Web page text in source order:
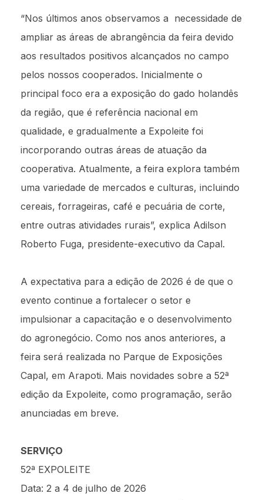
“Nos últimos anos observamos a necessidade de
ampliar as áreas de abrangência da feira devido
aos resultados positivos alcançados no campo
pelos nossos cooperados. Inicialmente o
principal foco era a exposição do gado holandês
da região, que é referência nacional em
qualidade, e gradualmente a Expoleite foi
incorporando outras áreas de atuação da
cooperativa. Atualmente, a feira explora também
uma variedade de mercados e culturas, incluindo
cereais, forrageiras, café e pecuária de corte,
entre outras atividades rurais”, explica Adilson
Roberto Fuga, presidente-executivo da Capal.
A expectativa para a edição de 2026 é de que o
evento continue a fortalecer o setor e
impulsionar a capacitação e o desenvolvimento
do agronegócio. Como nos anos anteriores, a
feira será realizada no Parque de Exposições
Capal, em Arapoti. Mais novidades sobre a 52ª
edição da Expoleite, como programação, serão
anunciadas em breve.
SERVIÇO
52ª EXPOLEITE
Data: 2 a 4 de julho de 2026